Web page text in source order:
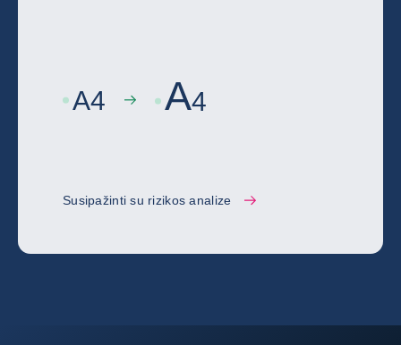
A4 A4
Susipažinti su rizikos analize